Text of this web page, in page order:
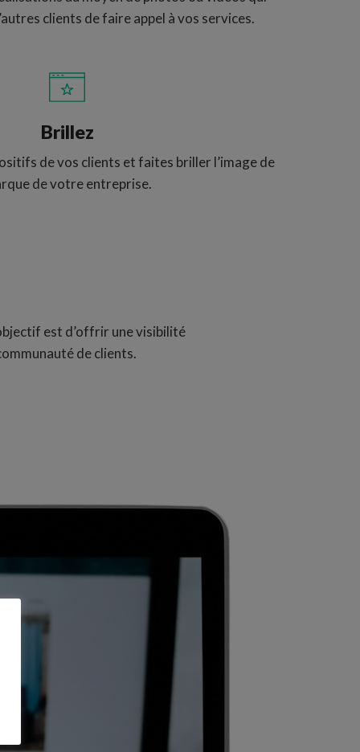
clients de faire appel à vos services.
Brillez
de vos clients et faites briller l’image de
de votre entreprise.
est d’offrir une visibilité
de clients.